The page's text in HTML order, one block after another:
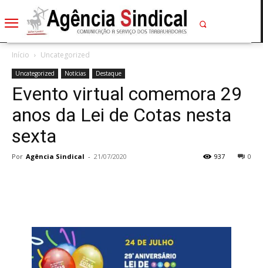
Início Uncategorized
Uncategorized Notícias Destaque
Evento virtual comemora 29
anos da Lei de Cotas nesta
sexta
Por Agência Sindical - 21/07/2020 0
937